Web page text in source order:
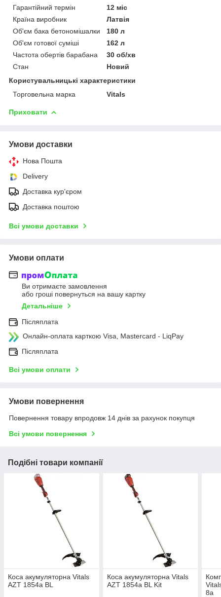
Гарантійний термін
12 міс
Країна виробник
Латвія
Об'єм бака бетономішалки
180 л
Об'єм готової суміші
162 л
Частота обертів барабана
30 об/хв
Стан
Новий
Користувальницькі характеристики
Торговельна марка
Vitals
Приховати
Умови доставки
Нова Пошта
Delivery
Доставка кур'єром
Доставка поштою
Всі умови доставки
Умови оплати
Ви отримаєте замовлення
або гроші повернуться на вашу картку
Детальніше
Післяплата
Онлайн-оплата карткою Visa, Mastercard - LiqPay
Післяплата
Всі умови оплати
Умови повернення
Повернення товару впродовж 14 днів за рахунок покупця
Всі умови повернення
Подібні товари компанії
Коса акумуляторна Vitals
AZT 1854a BL
Коса акумуляторна Vitals
AZT 1854a BL Kit
8a